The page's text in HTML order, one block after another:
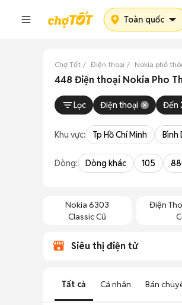
Toàn quốc
Chợ Tốt Điện thoại Nokia phổ
448 Điện thoại Nokia Pho
Lọc Điện thoại Đến
Khu vực: Tp Hồ Chí Minh Bình
Dòng: Dòng khác 105
Nokia 6303
Classic Cũ
Điện
Siêu thị điện tử
Tất cả Cá nhân Bán